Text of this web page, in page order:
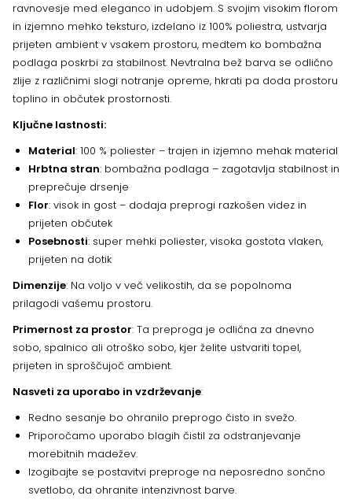
ravnovesje med eleganco in udobjem. S svojim visokim florom
in izjemno mehko teksturo, izdelano iz 100% poliestra, ustvarja
prijeten ambient v vsakem prostoru, medtem ko bombažna
podlaga poskrbi za stabilnost. Nevtralna bež barva se odlično
zlije z različnimi slogi notranje opreme, hkrati pa doda prostoru
toplino in občutek prostornosti.
Ključne lastnosti:
Material: 100 % poliester – trajen in izjemno mehak material
Hrbtna stran: bombažna podlaga – zagotavlja stabilnost in
preprečuje drsenje
Flor: visok in gost – dodaja preprogi razkošen videz in
prijeten občutek
Posebnosti: super mehki poliester, visoka gostota vlaken,
prijeten na dotik
Dimenzije: Na voljo v več velikostih, da se popolnoma
prilagodi vašemu prostoru.
Primernost za prostor: Ta preproga je odlična za dnevno
sobo, spalnico ali otroško sobo, kjer želite ustvariti topel,
prijeten in sproščujoč ambient.
Nasveti za uporabo in vzdrževanje:
Redno sesanje bo ohranilo preprogo čisto in svežo.
Priporočamo uporabo blagih čistil za odstranjevanje
morebitnih madežev.
Izogibajte se postavitvi preproge na neposredno sončno
svetlobo, da ohranite intenzivnost barve.